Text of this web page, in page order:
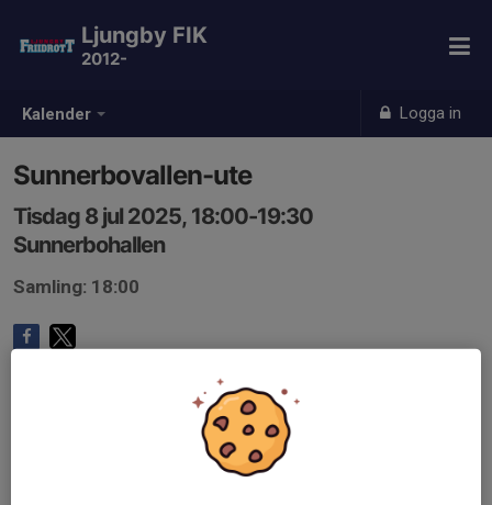
Kalender Logga in
Ljungby FIK
2012-
Sunnerbovallen-ute
Tisdag 8 jul 2025, 18:00-19:30
Sunnerbohallen
Samling: 18:00